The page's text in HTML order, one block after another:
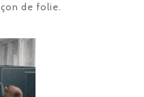
de folie.